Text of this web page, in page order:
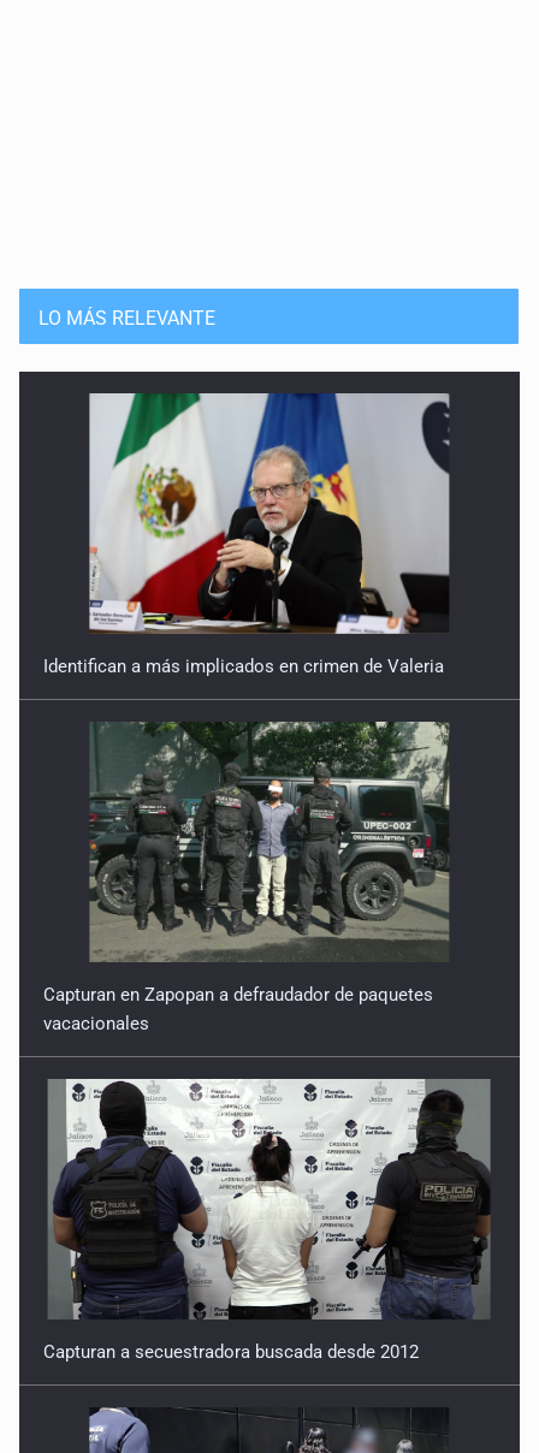
LO MÁS RELEVANTE
Identifican a más implicados en crimen de Valeria
Capturan en Zapopan a defraudador de paquetes
vacacionales
Capturan a secuestradora buscada desde 2012